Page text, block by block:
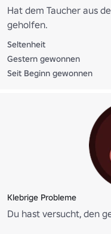
Hat dem Taucher aus
geholfen.
Seltenheit
Gestern gewonnen
Seit Beginn gewonnen
Klebrige Probleme
Du hast versucht, den